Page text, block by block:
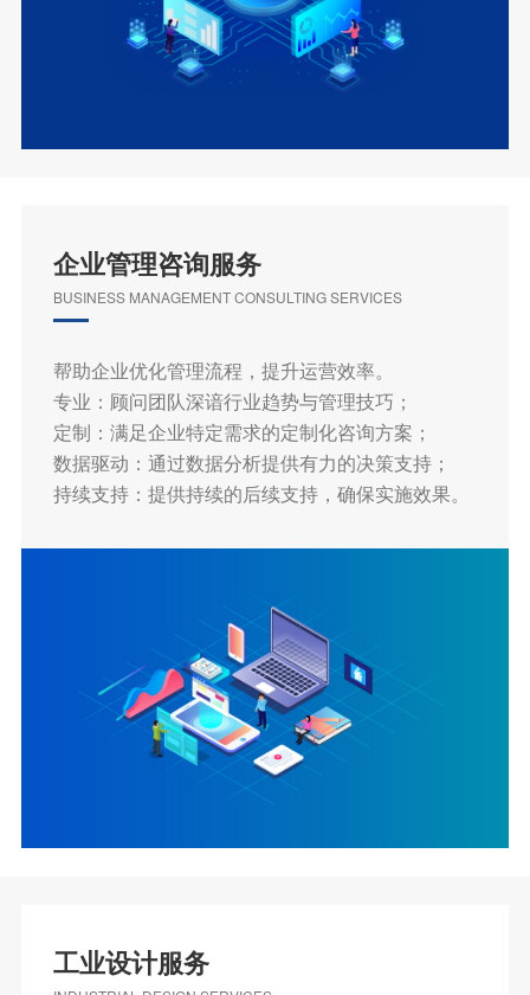
企业管理咨询服务
BUSINESS MANAGEMENT CONSULTING SERVICES
帮助企业优化管理流程，提升运营效率。
专业：顾问团队深谙行业趋势与管理技巧；
定制：满足企业特定需求的定制化咨询方案；
数据驱动：通过数据分析提供有力的决策支持；
持续支持：提供持续的后续支持，确保实施效果。
工业设计服务